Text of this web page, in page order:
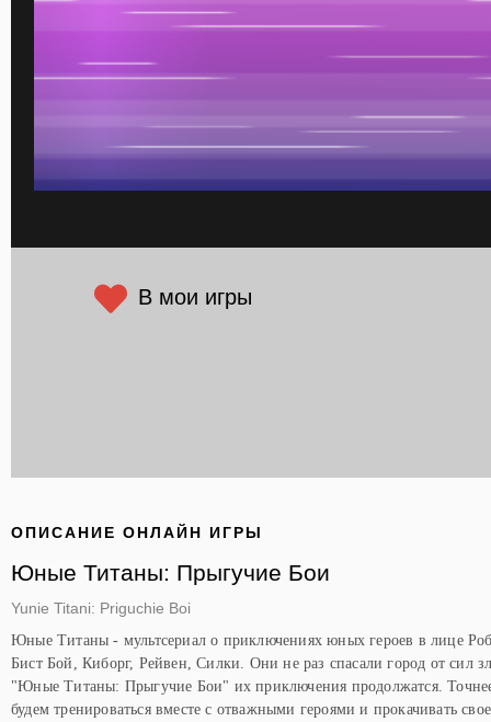
В мои игры
ОПИСАНИЕ ОНЛАЙН ИГРЫ
Юные Титаны: Прыгучие Бои
Yunie Titani: Priguchie Boi
Юные Титаны - мультсериал о приключениях юных героев в лице
Бист Бой, Киборг, Рейвен, Силки. Они не раз спасали город от сил
"Юные Титаны: Прыгучие Бои" их приключения продолжатся.
будем тренироваться вместе с отважными героями и прокачивать